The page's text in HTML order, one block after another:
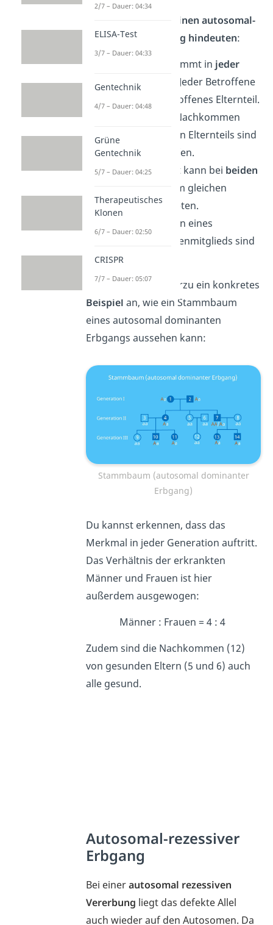
Merkmale, die auf einen autosomal-
dominanten Erbgang hindeuten:
Die Krankheit kommt in jeder
Generation
vor. Jeder Betroffene
hat also ein betroffenes Elternteil.
Circa 50 % aller Nachkommen
eines betroffenen Elternteils sind
ebenfalls betroffen.
Die Erbkrankheit kann bei beiden
im gleichen
Verhältnis auftreten.
Die Nachkommen eines
gesunden Familienmitglieds sind
gesund.
Schauen wir uns hierzu ein konkretes
Beispiel an, wie ein Stammbaum
eines autosomal dominanten
Erbgangs aussehen kann:
Stammbaum (autosomal dominanter
Erbgang)
Du kannst erkennen, dass das
Merkmal in jeder Generation auftritt.
Das Verhältnis der erkrankten
Männer und Frauen ist hier
außerdem ausgewogen:
Männer : Frauen = 4 : 4
Zudem sind die Nachkommen (12)
von gesunden Eltern (5 und 6) auch
alle gesund.
Autosomal-rezessiver
Erbgang
Bei einerautosomal rezessiven
Vererbung liegt das defekte Allel
auch wieder auf den Autosomen. Da
2/7 – Dauer: 04:34
ELISA-Test
3/7 – Dauer: 04:33
Gentechnik
4/7 – Dauer: 04:48
Grüne
Gentechnik
5/7 – Dauer: 04:25
Therapeutisches
Klonen
6/7 – Dauer: 02:50
CRISPR
7/7 – Dauer: 05:07